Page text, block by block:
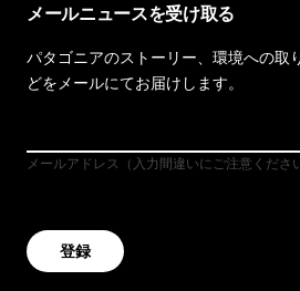
メールニュースを受け取る
パタゴニアのストーリー、環境への取
どをメールにてお届けします。
メールアドレス（入力間違いにご注意くださ
登録